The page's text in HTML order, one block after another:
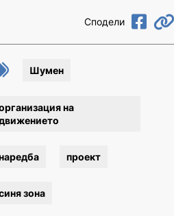
Сподели
Шумен
на
проект
зона